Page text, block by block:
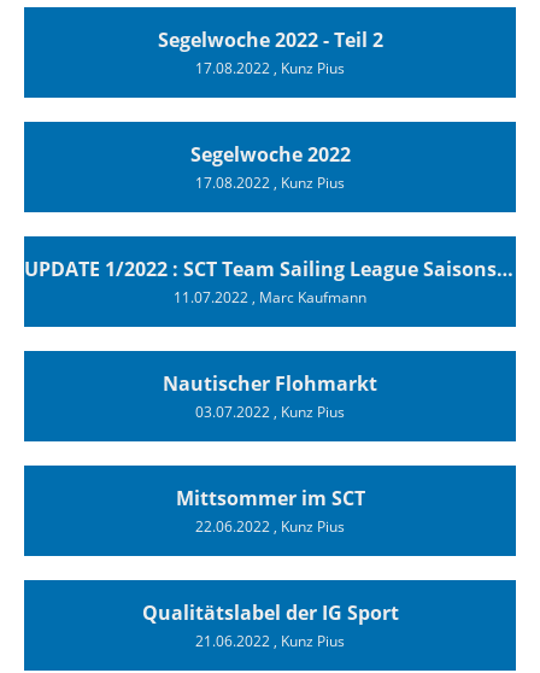
Segelwoche 2022 - Teil 2
17.08.2022, Kunz Pius
Segelwoche 2022
17.08.2022, Kunz Pius
UPDATE 1/2022 : SCT Team Sailing League Saisonstartsieg
11.07.2022, Marc Kaufmann
Nautischer Flohmarkt
03.07.2022, Kunz Pius
Mittsommer im SCT
22.06.2022, Kunz Pius
Qualitätslabel der IG Sport
21.06.2022, Kunz Pius